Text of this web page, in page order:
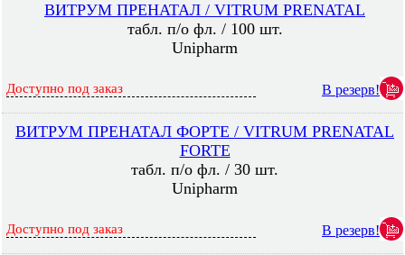
ВИТРУМ ПРЕНАТАЛ / VITRUM PRENATAL
табл. п/о фл. / 100 шт.
Unipharm
Доступно под заказ В резерв!
ВИТРУМ ПРЕНАТАЛ ФОРТЕ / VITRUM PRENATAL
FORTE
табл. п/о фл. / 30 шт.
Unipharm
Доступно под заказ В резерв!